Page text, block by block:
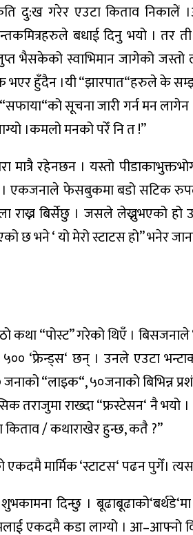
दु:ख गरेर एउटा किताव निकालें ।
मित्रहरुले बधाईदिनु भयो । तर ती
भैसकेकोस्वाभिमानजागेकोजस्तो
भएरहुँदैन ।यी“झारपात“हरुलेके
सफाया“कोसूचनाजारीगर्नमनलागेन
।कमलोमनकोपरेँनित!”
मात्रैरहेनछन । यस्तो पीडाका
। एकजनालेफेसबुकमाबडोसटिक
राख्नबिर्सेछु । जसलेलेख्नुभएकोहो
छभने‘योमेरोस्टाटसहो”भनेर
कथा“पोस्ट”गरेकोथिएँ । बिसजनाले
५०० ‘फ्रेन्ड्स‘ छन् । उनले एउटा
जनाको“लाइक“,५०जनाकोबिभिन्न
तराजुमाराख्दा“फ्रस्टेसन‘नैभयो ।
किताव/कथाराखेरहुन्छ,कतै?”
एकदमैमार्मिक‘स्टाटस‘पढनपुगेँ।
शुभकामना दिन्छु । बूढाबूढाको‘बर्थडे‘मा
एकदमैकडालाग्यो । आ–आफ्नो